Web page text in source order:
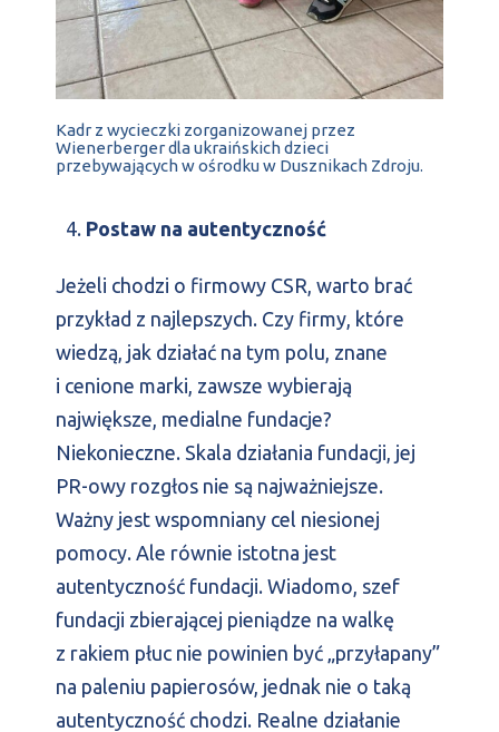
Kadr z wycieczki zorganizowanej przez
Wienerberger dla ukraińskich dzieci
przebywających w ośrodku w Dusznikach Zdroju.
Postaw na autentyczność
Jeżeli chodzi o firmowy CSR, warto brać
przykład z najlepszych. Czy firmy, które
wiedzą, jak działać na tym polu, znane
i cenione marki, zawsze wybierają
największe, medialne fundacje?
Niekonieczne. Skala działania fundacji, jej
PR-owy rozgłos nie są najważniejsze.
Ważny jest wspomniany cel niesionej
pomocy. Ale równie istotna jest
autentyczność fundacji. Wiadomo, szef
fundacji zbierającej pieniądze na walkę
z rakiem płuc nie powinien być „przyłapany”
na paleniu papierosów, jednak nie o taką
autentyczność chodzi. Realne działanie